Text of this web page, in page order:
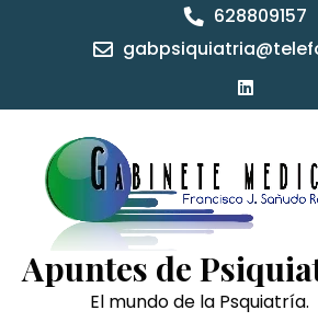
628809157
Apuntes de
El mundo de la Psquiatría.